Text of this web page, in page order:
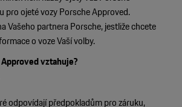
pro ojeté vozy Porsche Approved.
Vašeho partnera Porsche, jestliže chcete
o voze Vaší volby.
vztahuje?
odpovídají předpokladům pro záruku,